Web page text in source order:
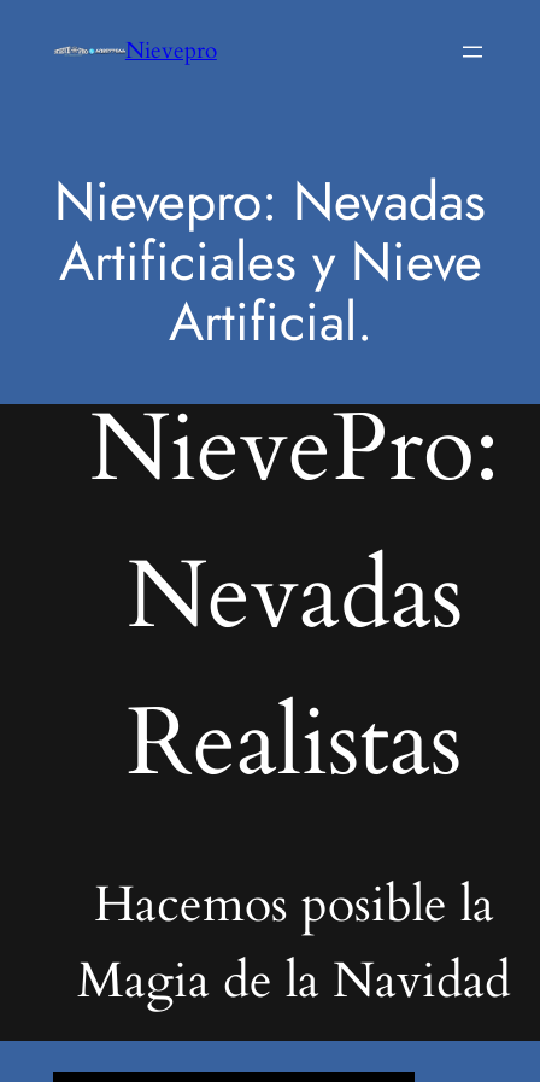
Nievepro
Nievepro: Nevadas
Artificiales y Nieve
Artificial.
NievePro:
Nevadas
Realistas
Hacemos posible la
Magia de la Navidad